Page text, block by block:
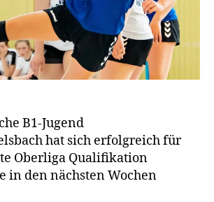
B1-Jugend
hat sich erfolgreich für
Oberliga Qualifikation
in den nächsten Wochen